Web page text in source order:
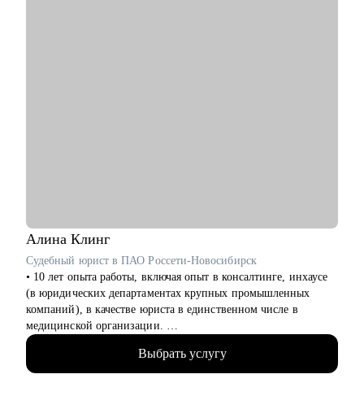
Алина Клинг
Судебный юрист в ПАО Россети-Новосибирск
• 10 лет опыта работы, включая опыт в консалтинге, инхаусе
(в юридических департаментах крупных промышленных
компаний), в качестве юриста в единственном числе в
медицинской организации.
• Аккредитованный карьерный консультант, член проекта об
управлении юридической карьерой «Карьера юриста».
• Автор блогов на юридическую тематику в соцсетях, автор
Выбрать услугу